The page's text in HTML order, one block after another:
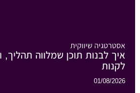
אסטרטגיה שיווקית
איך לבנות תוכן שמלווה
לקנות
01/08/2026